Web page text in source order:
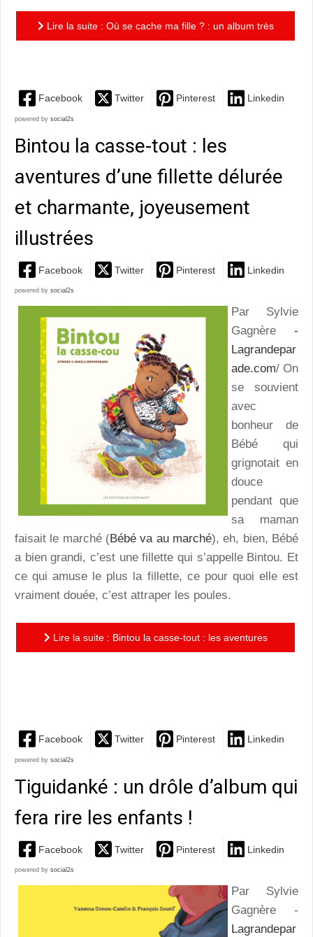
Lire la suite : Où se cache ma fille ? : un album très
Facebook Twitter Pinterest Linkedin
powered by social2s
Bintou la casse-tout : les
aventures d’une fillette délurée
et charmante, joyeusement
illustrées
Facebook Twitter Pinterest Linkedin
powered by social2s
Par Sylvie
Gagnère -
Lagrandepar
ade.com/ On
se souvient
avec
bonheur de
Bébé qui
grignotait en
douce
pendant que
sa maman
faisait le marché (Bébé va au marché), eh, bien, Bébé
a bien grandi, c’est une fillette qui s’appelle Bintou. Et
ce qui amuse le plus la fillette, ce pour quoi elle est
vraiment douée, c’est attraper les poules.
Lire la suite : Bintou la casse-tout : les aventures
Facebook Twitter Pinterest Linkedin
powered by social2s
Tiguidanké : un drôle d’album qui
fera rire les enfants !
Facebook Twitter Pinterest Linkedin
powered by social2s
Par Sylvie
Gagnère -
Lagrandepar